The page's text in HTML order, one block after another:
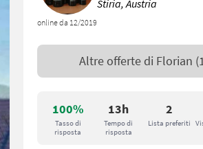
100%
Tasso di
risposta
13h
Tempo di
risposta
2
Lista preferiti
online da 12/2019
Stiria, Austria
Altre offerte di Florian